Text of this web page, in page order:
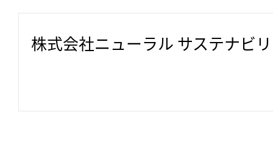
株式会社ニューラル サステナビ